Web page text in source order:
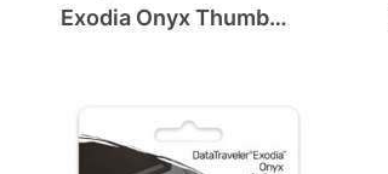
Exodia Onyx Thumb